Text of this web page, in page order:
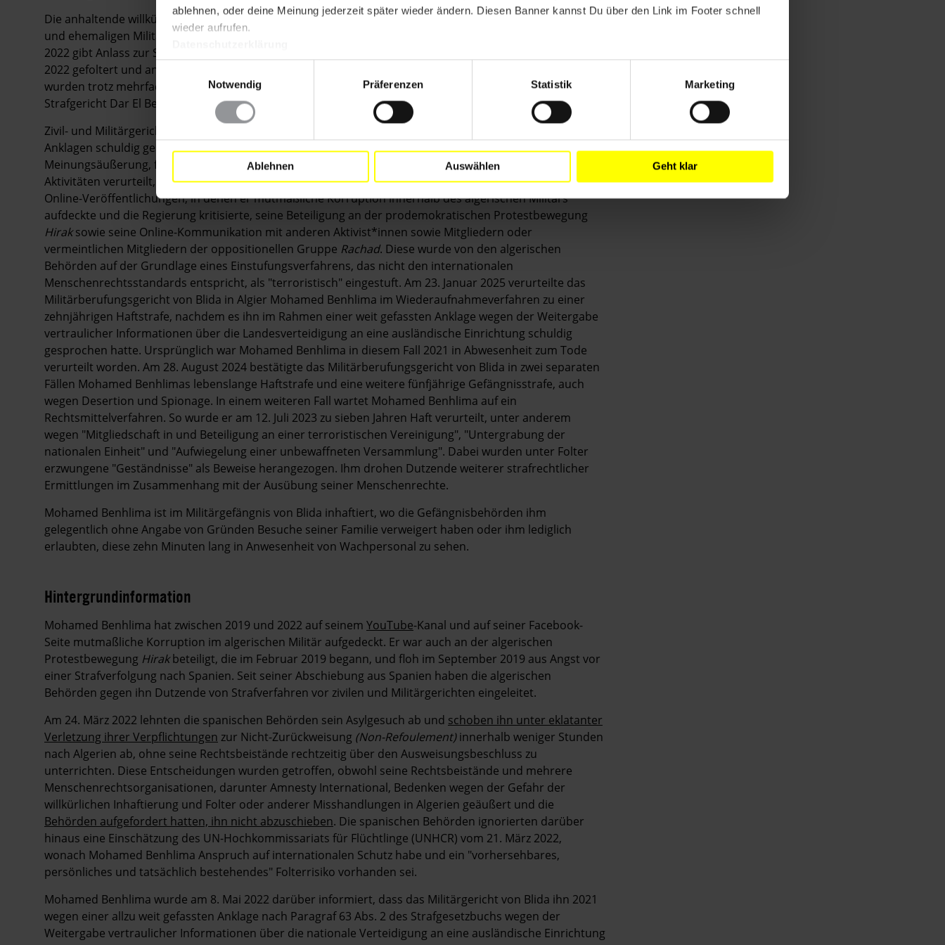
ablehnen, oder deine Meinung jederzeit später wieder ändern. Diesen Banner kannst Du über den Link im Footer schnell
wieder aufrufen.
Einwilligungsauswahl
Notwendig
Präferenzen Statistik Marketing
Ablehnen Auswählen Geht klar
Die anhaltende willkürliche Inhaftierung und gerichtliche Schikanierung des Whistleblowers, Aktivisten
und ehemaligen Militärangehörigen Mohamed Benhlima seit seiner Abschiebung aus Spanien im März
2022 gibt Anlass zur Sorge. Seine Vorwürfe, während seiner Haft im Militärgefängnis von Blida im Jahr
2022 gefoltert und anderweitig misshandelt worden zu sein, unter anderem in Form sexualisierter Gewalt,
wurden trotz mehrfacher Beschwerden und Aussagen vor Gericht, zuletzt am 8. Dezember 2024 vor dem
Strafgericht Dar El Beïda am Gerichtshof von Algier, nicht untersucht.
Zivil- und Militärgerichte haben Mohamed Benhlima in mindestens vier separaten Fällen aufgrund von
Anklagen schuldig gesprochen, die ausschließlich auf der Ausübung seiner Rechte auf freie
Meinungsäußerung, friedliche Versammlung und Vereinigungsfreiheit beruhen. Er wurde wegen
Aktivitäten verurteilt, die nach internationalen Menschenrechtsnormen geschützt sind. Dazu gehören
Online-Veröffentlichungen, in denen er mutmaßliche Korruption innerhalb des algerischen Militärs
aufdeckte und die Regierung kritisierte, seine Beteiligung an der prodemokratischen Protestbewegung
Hiraksowie seine Online-Kommunikation mit anderen Aktivist*innen sowie Mitgliedern oder
vermeintlichen Mitgliedern der oppositionellen Gruppe Rachad. Diese wurde von den algerischen
Behörden auf der Grundlage eines Einstufungsverfahrens, das nicht den internationalen
Menschenrechtsstandards entspricht, als "terroristisch" eingestuft. Am 23. Januar 2025 verurteilte das
Militärberufungsgericht von Blida in Algier Mohamed Benhlima im Wiederaufnahmeverfahren zu einer
zehnjährigen Haftstrafe, nachdem es ihn im Rahmen einer weit gefassten Anklage wegen der Weitergabe
vertraulicher Informationen über die Landesverteidigung an eine ausländische Einrichtung schuldig
gesprochen hatte. Ursprünglich war Mohamed Benhlima in diesem Fall 2021 in Abwesenheit zum Tode
verurteilt worden. Am 28. August 2024 bestätigte das Militärberufungsgericht von Blida in zwei separaten
Fällen Mohamed Benhlimas lebenslange Haftstrafe und eine weitere fünfjährige Gefängnisstrafe, auch
wegen Desertion und Spionage. In einem weiteren Fall wartet Mohamed Benhlima auf ein
Rechtsmittelverfahren. So wurde er am 12. Juli 2023 zu sieben Jahren Haft verurteilt, unter anderem
wegen "Mitgliedschaft in und Beteiligung an einer terroristischen Vereinigung", "Untergrabung der
nationalen Einheit" und "Aufwiegelung einer unbewaffneten Versammlung". Dabei wurden unter Folter
erzwungene "Geständnisse" als Beweise herangezogen. Ihm drohen Dutzende weiterer strafrechtlicher
Ermittlungen im Zusammenhang mit der Ausübung seiner Menschenrechte.
Mohamed Benhlima ist im Militärgefängnis von Blida inhaftiert, wo die Gefängnisbehörden ihm
gelegentlich ohne Angabe von Gründen Besuche seiner Familie verweigert haben oder ihm lediglich
erlaubten, diese zehn Minuten lang in Anwesenheit von Wachpersonal zu sehen.
Hintergrundinformation
Hintergrund
Mohamed Benhlima hat zwischen 2019 und 2022 auf seinem YouTube-Kanal und auf seiner Facebook-
Seite mutmaßliche Korruption im algerischen Militär aufgedeckt. Er war auch an der algerischen
Protestbewegung Hirakbeteiligt, die im Februar 2019 begann, und floh im September 2019 aus Angst vor
einer Strafverfolgung nach Spanien. Seit seiner Abschiebung aus Spanien haben die algerischen
Behörden gegen ihn Dutzende von Strafverfahren vor zivilen und Militärgerichten eingeleitet.
Am 24. März 2022 lehnten die spanischen Behörden sein Asylgesuch ab und schoben ihn unter eklatanter
Verletzung ihrer Verpflichtungen zur Nicht-Zurückweisung (Non-Refoulement)innerhalb weniger Stunden
nach Algerien ab, ohne seine Rechtsbeistände rechtzeitig über den Ausweisungsbeschluss zu
unterrichten. Diese Entscheidungen wurden getroffen, obwohl seine Rechtsbeistände und mehrere
Menschenrechtsorganisationen, darunter Amnesty International, Bedenken wegen der Gefahr der
willkürlichen Inhaftierung und Folter oder anderer Misshandlungen in Algerien geäußert und die
Behörden aufgefordert hatten, ihn nicht abzuschieben. Die spanischen Behörden ignorierten darüber
hinaus eine Einschätzung des UN-Hochkommissariats für Flüchtlinge (UNHCR) vom 21. März 2022,
wonach Mohamed Benhlima Anspruch auf internationalen Schutz habe und ein "vorhersehbares,
persönliches und tatsächlich bestehendes" Folterrisiko vorhanden sei.
Mohamed Benhlima wurde am 8. Mai 2022 darüber informiert, dass das Militärgericht von Blida ihn 2021
wegen einer allzu weit gefassten Anklage nach Paragraf 63 Abs. 2 des Strafgesetzbuchs wegen der
Weitergabe vertraulicher Informationen über die nationale Verteidigung an eine ausländische Einrichtung